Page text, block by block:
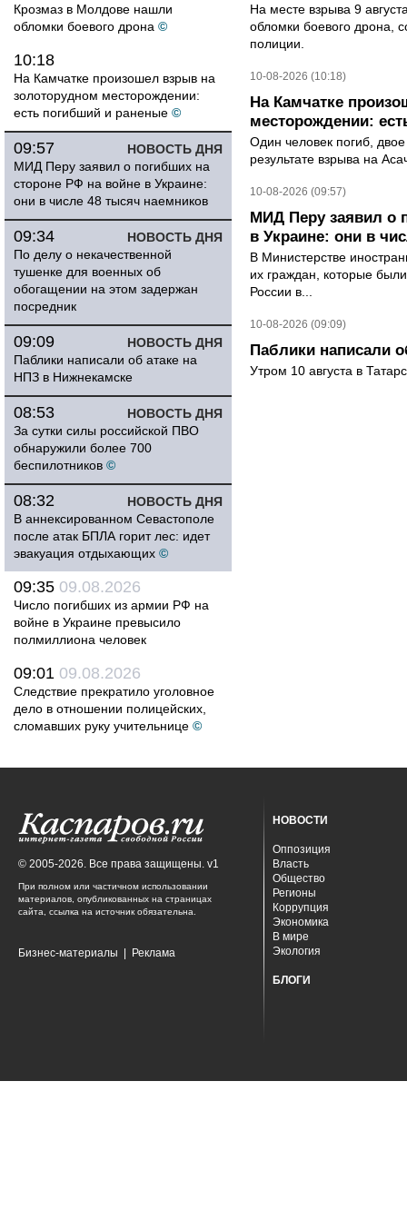
Крозмаз в Молдове нашли
обломки боевого дрона ©
10:18
На Камчатке произошел взрыв на
золоторудном месторождении:
есть погибший и раненые ©
НОВОСТЬ ДНЯ
09:57
МИД Перу заявил о погибших на
стороне РФ на войне в Украине:
они в числе 48 тысяч наемников
НОВОСТЬ ДНЯ
09:34
По делу о некачественной
тушенке для военных об
обогащении на этом задержан
посредник
НОВОСТЬ ДНЯ
09:09
Паблики написали об атаке на
НПЗ в Нижнекамске
НОВОСТЬ ДНЯ
08:53
За сутки силы российской ПВО
обнаружили более 700
беспилотников ©
НОВОСТЬ ДНЯ
08:32
В аннексированном Севастополе
после атак БПЛА горит лес: идет
эвакуация отдыхающих ©
09:35 09.08.2026
Число погибших из армии РФ на
войне в Украине превысило
полмиллиона человек
09:01 09.08.2026
Следствие прекратило уголовное
дело в отношении полицейских,
сломавших руку учительнице ©
На месте взрыва 9
обломки боевого дрона,
полиции.
10-08-2026 (10:18)
На Камчатке
месторождении:
Один человек погиб,
результате взрыва на
10-08-2026 (09:57)
МИД Перу заявил о
в Украине: они в
В Министерстве
их граждан, которые
России в...
10-08-2026 (09:09)
Паблики написали
Утром 10 августа в
© 2005-2026. Все права защищены. v1
При полном или частичном использовании
материалов, опубликованных на страницах
сайта, ссылка на источник обязательна.
Бизнес-материалы Реклама
НОВОСТИ
Оппозиция
Власть
Общество
Регионы
Коррупция
Экономика
В мире
Экология
БЛОГИ